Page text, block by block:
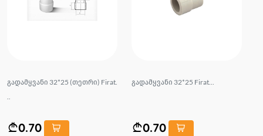
გადამყვანი 32*25 (თეთრი) Firat.
..
0.70
გადამყვანი 32*25 Firat...
0.70